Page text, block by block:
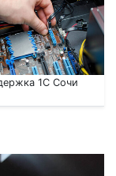
1С Сочи